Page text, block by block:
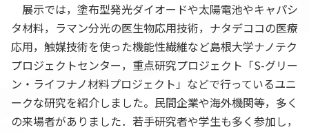
展示では，塗布型発光ダイオードや太陽電池やキャパシ
タ材料，ラマン分光の医生物応用技術，ナタデココの医療
応用，触媒技術を使った機能性繊維など島根大学ナノテク
プロジェクトセンター，重点研究プロジェクト「S-グリー
ン・ライフナノ材料プロジェクト」などで行っているユニ
ークな研究を紹介しました。民間企業や海外機関等，多く
の来場者がありました．若手研究者や学生も多く参加し，